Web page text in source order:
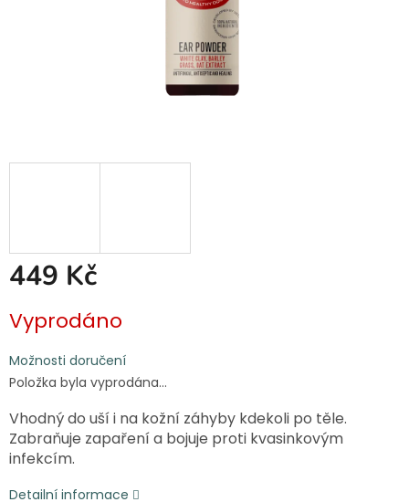
449 Kč
cena:
Vyprodáno
Možnosti doručení
Položka byla vyprodána…
Vhodný do uší i na kožní záhyby kdekoli po těle.
Zabraňuje zapaření a bojuje proti kvasinkovým
infekcím.
Detailní informace